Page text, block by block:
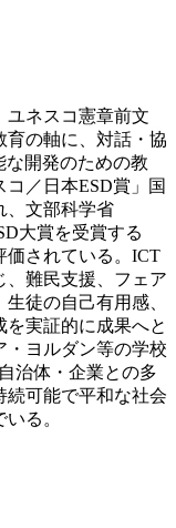
ユネスコ憲章前文
育の軸に、対話・協
な開発のための教
／日本ESD賞」国
、文部科学省
大賞を受賞する
価されている。ICT
、難民支援、フェア
徒の自己有用感、
実証的に成果へと
・ヨルダン等の学校
治体・企業との多
続可能で平和な社会
る。